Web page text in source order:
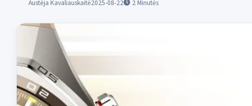
Austėja Kavaliauskaitė2025-08-22 2Minutės